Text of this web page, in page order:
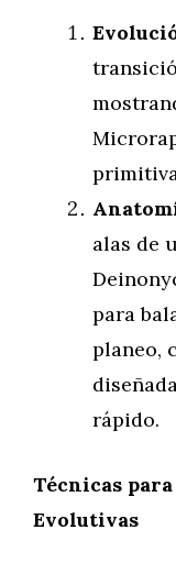
alas de
para
planeo,
rápido.
Técnicas
Evolutivas